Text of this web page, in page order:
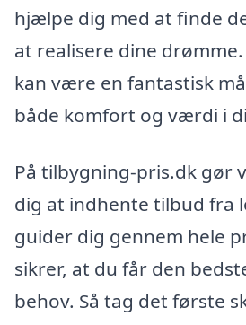
hjælpe dig med at finde
at realisere dine
kan være en fantastisk
både komfort og værdi i
På tilbygning-pris.dk gør
dig at indhente tilbud fra
guider dig gennem hele
sikrer, at du får den
behov. Så tag det første